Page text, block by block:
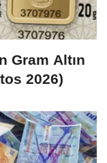
Gram Altın
2026)